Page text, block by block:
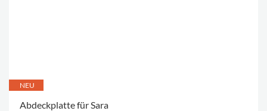
NEU
Abdeckplatte für Sara